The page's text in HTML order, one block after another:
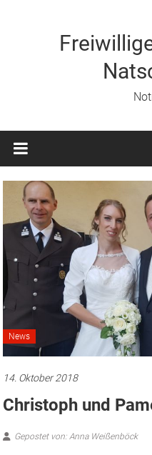
News
14. Oktober 2018
Christoph und
Gepostet von: Anna Weißenböck